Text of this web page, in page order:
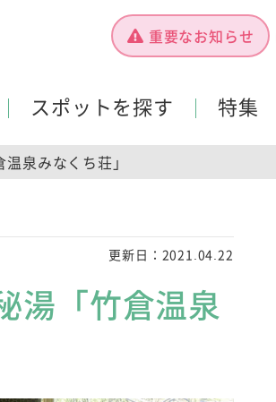
重要なお知らせ
スポットを探す 特集
泉みなくち荘」
更新日： 2021.04.22
湯「竹倉温泉